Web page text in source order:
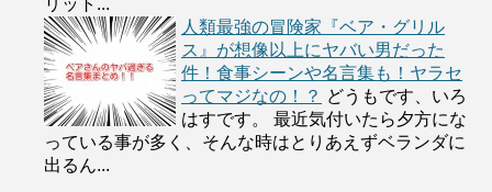
人類最強の冒険家『ベア・グリル
ス』が想像以上にヤバい男だった
件！食事シーンや名言集も！ヤラセ
ってマジなの！？ どうもです、いろ
はすです。 最近気付いたら夕方にな
っている事が多く、そんな時はとりあえずベランダに
出るん...